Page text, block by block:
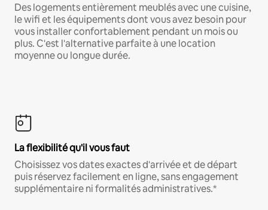
Des logements entièrement meublés avec une cuisine,
le wifi et les équipements dont vous avez besoin pour
vous installer confortablement pendant un mois ou
plus. C'est l'alternative parfaite à une location
moyenne ou longue durée.
La flexibilité qu'il vous faut
Choisissez vos dates exactes d'arrivée et de départ
puis réservez facilement en ligne, sans engagement
supplémentaire ni formalités administratives.*